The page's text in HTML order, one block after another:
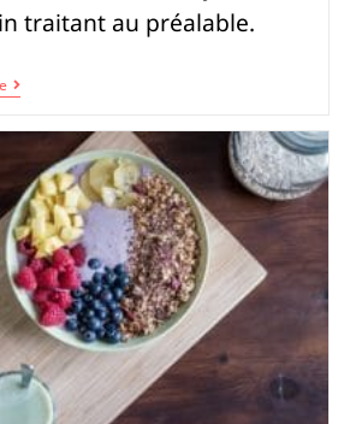
traitant au préalable.